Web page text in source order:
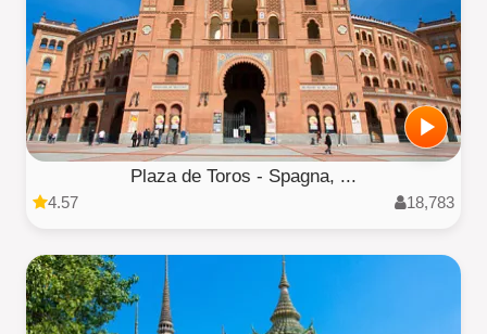
Plaza de Toros - Spagna, ...
4.57 18,783